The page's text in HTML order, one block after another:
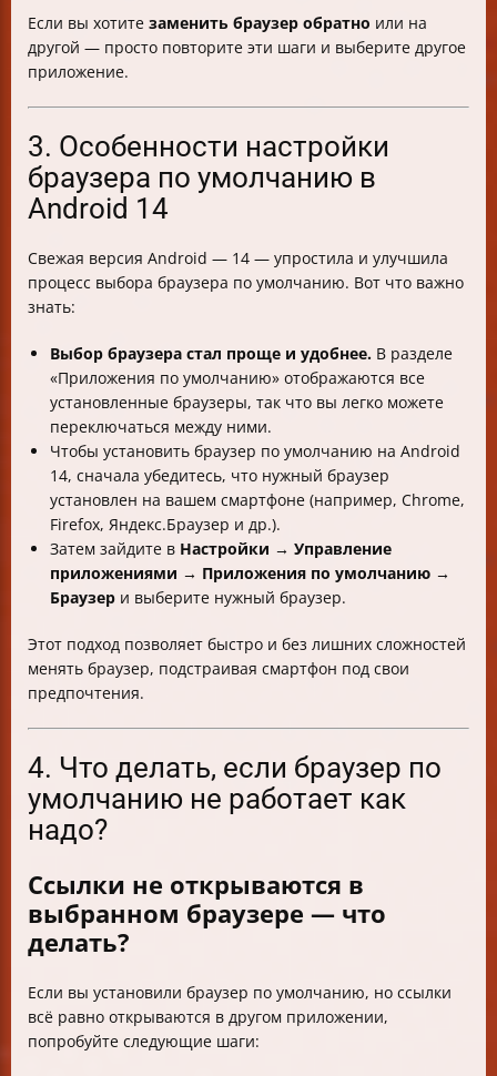
Если вы хотите заменить браузер обратно или на
другой — просто повторите эти шаги и выберите другое
приложение.
3. Особенности настройки
браузера по умолчанию в
Android 14
Свежая версия Android — 14 — упростила и улучшила
процесс выбора браузера по умолчанию. Вот что важно
знать:
Выбор браузера стал проще и удобнее. В разделе
«Приложения по умолчанию» отображаются все
установленные браузеры, так что вы легко можете
переключаться между ними.
Чтобы установить браузер по умолчанию на Android
14, сначала убедитесь, что нужный браузер
установлен на вашем смартфоне (например, Chrome,
Firefox, Яндекс.Браузер и др.).
Затем зайдите в Настройки → Управление
приложениями → Приложения по умолчанию →
Браузер и выберите нужный браузер.
Этот подход позволяет быстро и без лишних сложностей
менять браузер, подстраивая смартфон под свои
предпочтения.
4. Что делать, если браузер по
умолчанию не работает как
надо?
Ссылки не открываются в
выбранном браузере — что
делать?
Если вы установили браузер по умолчанию, но ссылки
всё равно открываются в другом приложении,
попробуйте следующие шаги: